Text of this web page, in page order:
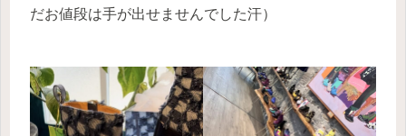
だお値段は手が出せませんでした汗）